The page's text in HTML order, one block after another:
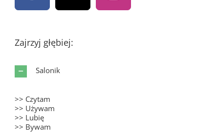
Zajrzyj głębiej:
Salonik
>> Czytam
>> Używam
>> Lubię
>> Bywam